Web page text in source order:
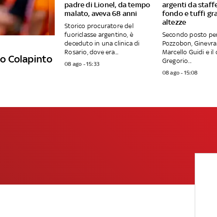
Colapinto
padre di Lionel, da tempo
malato, aveva 68 anni
Storico procuratore del
fuoriclasse argentino, è
deceduto in una clinica di
Rosario, dove era...
08 ago - 15:33
argenti da
fondo e tuffi
altezze
Secondo posto
Pozzobon,
Marcello Guidi e il
Gregorio...
08 ago - 15:08